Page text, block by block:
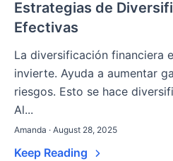
Estrategias de
Efectivas
La diversificación financiera
invierte. Ayuda a aumentar
riesgos. Esto se hace
Al...
Amanda · August 28, 2025
Keep Reading